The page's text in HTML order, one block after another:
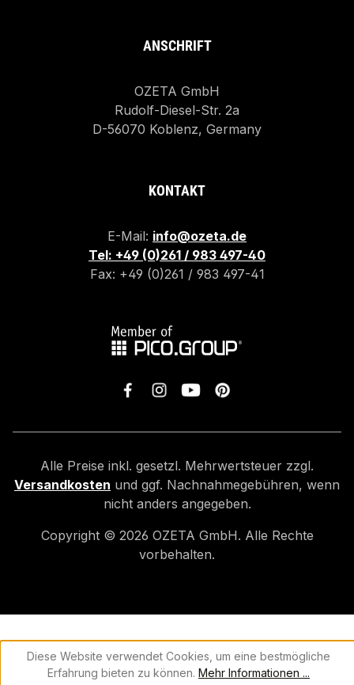
ANSCHRIFT
OZETA GmbH
Rudolf-Diesel-Str. 2a
D-56070 Koblenz, Germany
KONTAKT
E-Mail: info@ozeta.de
Tel: +49 (0)261 / 983 497-40
Fax: +49 (0)261 / 983 497-41
Alle Preise inkl. gesetzl. Mehrwertsteuer zzgl.
Versandkosten und ggf. Nachnahmegebühren, wenn
nicht anders angegeben.
Copyright © 2026 OZETA GmbH. Alle Rechte
vorbehalten.
Diese Website verwendet Cookies, um eine bestmögliche
Erfahrung bieten zu können. Mehr Informationen ...